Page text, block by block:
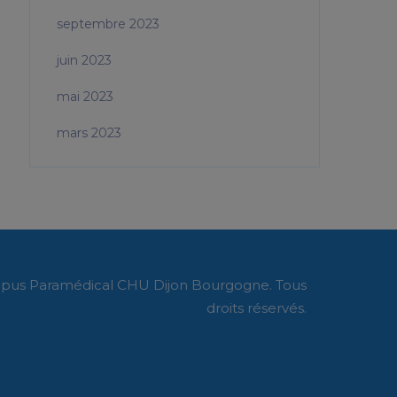
septembre 2023
juin 2023
mai 2023
mars 2023
Paramédical CHU Dijon Bourgogne. Tous
droits réservés.